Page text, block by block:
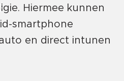
Hiermee kunnen
smartphone
en direct intunen